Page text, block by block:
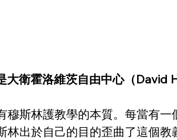
衛霍洛維茨自由中心（
穆斯林護教學的本質。每當有
出於自己的目的歪曲了這個教